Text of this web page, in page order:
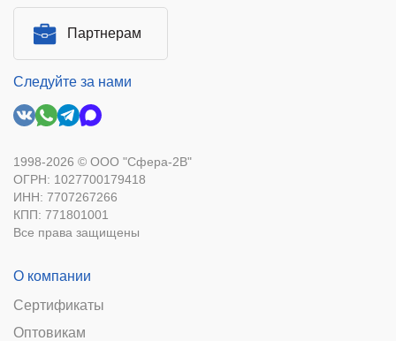
Партнерам
Следуйте за нами
1998-2026 © ООО "Сфера-2В"
ОГРН: 1027700179418
ИНН: 7707267266
КПП: 771801001
Все права защищены
О компании
Сертификаты
Оптовикам